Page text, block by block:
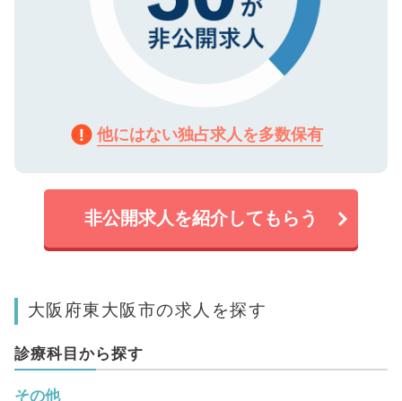
他にはない独占求人を多数保有
非公開求人を紹介してもらう
大阪府東大阪市の求人を探す
診療科目から探す
その他